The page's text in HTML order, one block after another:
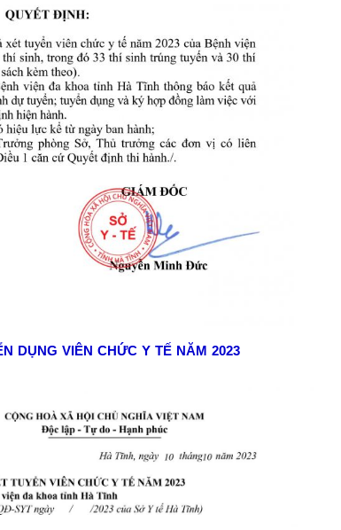
DỤNG VIÊN CHỨC Y TẾ NĂM 2023